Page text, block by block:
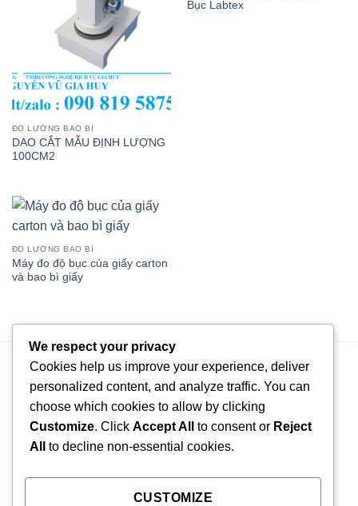
ĐO LƯỜNG BAO BÌ
DAO CẮT MẪU ĐỊNH LƯỢNG
100CM2
Bục Labtex
ĐO LƯỜNG BAO BÌ
Máy đo độ bục của giấy carton
và bao bì giấy
Sale Engineer : NGUYỄN VŨ GIA HUY – 090 819 5875
Email báo giá và tư vấn : congnghegiahuy@gmail.com
We respect your privacy
Cookies help us improve your experience, deliver
personalized content, and analyze traffic. You can
choose which cookies to allow by clicking
Customize. Click Accept All to consent or Reject
All
to decline non-essential cookies.
CUSTOMIZE